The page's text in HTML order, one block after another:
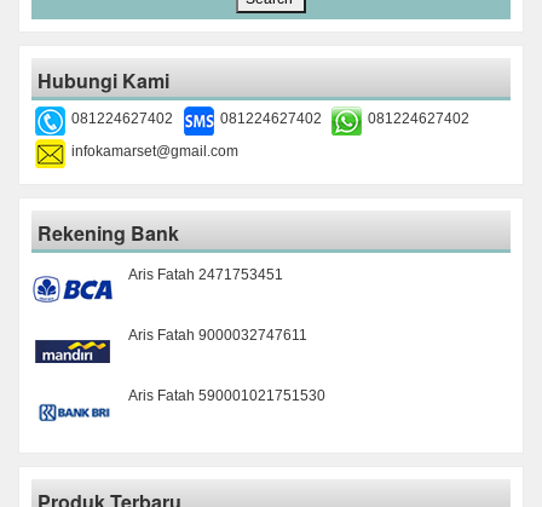
Hubungi Kami
081224627402 081224627402
081224627402
infokamarset@gmail.com
Rekening Bank
Aris Fatah 2471753451
Aris Fatah 9000032747611
Aris Fatah 590001021751530